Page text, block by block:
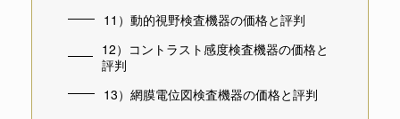
11）動的視野検査機器の価格と評判
12）コントラスト感度検査機器の価格と
評判
13）網膜電位図検査機器の価格と評判